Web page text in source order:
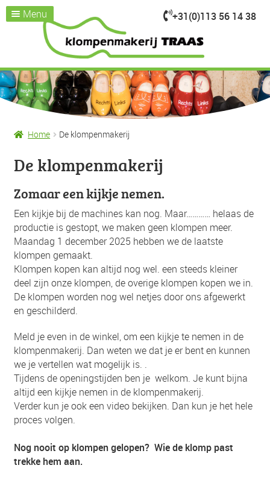
+31(0)113 56 14 38
Ga
GaMenu
Home
Assortiment
Submenu
uitvouwen
Kijk je nemen
Over ons
Klompenmakerij
Klompenwinkel
Nieuws & Evenementen
Home De klompenmakerij
De klompenmakerij
Zomaar een kijkje nemen.
Een kijkje bij de machines kan nog. Maar………… helaas de
productie is gestopt, we maken geen klompen meer.
Maandag 1 december 2025 hebben we de laatste
klompen gemaakt.
Klompen kopen kan altijd nog wel. een steeds kleiner
deel zijn onze klompen, de overige klompen kopen we in.
De klompen worden nog wel netjes door ons afgewerkt
en geschilderd.
Meld je even in de winkel, om een kijkje te nemen in de
klompenmakerij. Dan weten we dat je er bent en kunnen
we je vertellen wat mogelijk is. .
Tijdens de openingstijden ben je welkom. Je kunt bijna
altijd een kijkje nemen in de klompenmakerij.
Verder kun je ook een video bekijken. Dan kun je het hele
proces volgen.
Nog nooit op klompen gelopen? Wie de klomp past
trekke hem aan.